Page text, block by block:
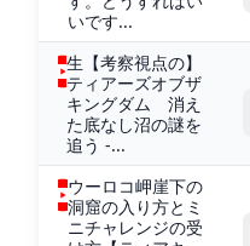
いです...
生【考察視点の】
ティアーズオブザ
キングダム 消え
た底なし沼の謎を
追う -...
ウーロコ岬崖下の
洞窟の入り方とミ
ニチャレンジの受